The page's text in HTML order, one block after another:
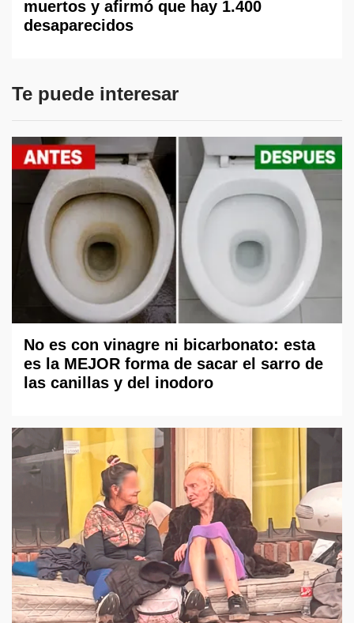
muertos y afirmó que hay 1.400
desaparecidos
Te puede interesar
No es con vinagre ni bicarbonato: esta
es la MEJOR forma de sacar el sarro de
las canillas y del inodoro